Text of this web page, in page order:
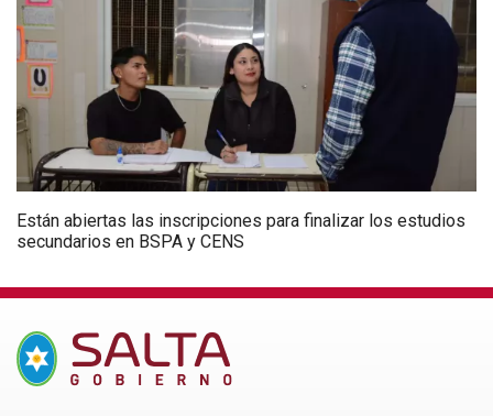
Están abiertas las inscripciones para finalizar los estudios
secundarios en BSPA y CENS